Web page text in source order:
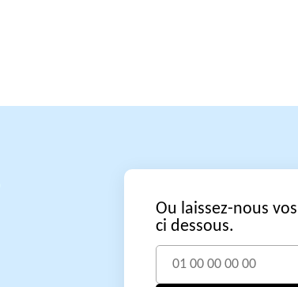
Ou laissez-nous
ci dessous.